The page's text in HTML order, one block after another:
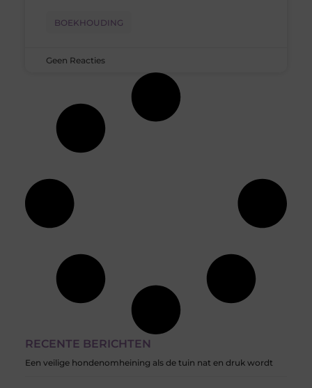
RECENTE BERICHTEN
Een veilige hondenomheining als de tuin nat en druk wordt
BOEKHOUDING
Geen Reacties